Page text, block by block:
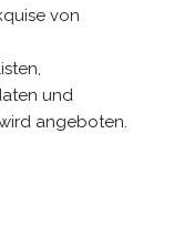
von
und
angeboten.